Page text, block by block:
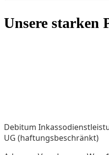
Unsere starken
Debitum
UG (haftungsbeschränkt)